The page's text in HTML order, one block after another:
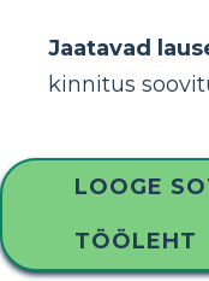
Jaatavad
kinnitus
LOOGE
TÖÖLEHT